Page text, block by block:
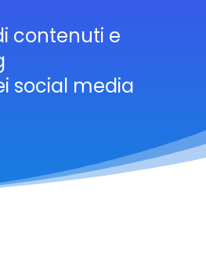
contenuti e
social media